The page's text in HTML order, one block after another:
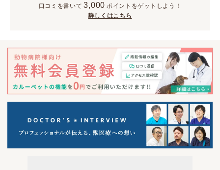
口コミを書いて 3,000 ポイント をゲットしよう！
詳しくはこちら